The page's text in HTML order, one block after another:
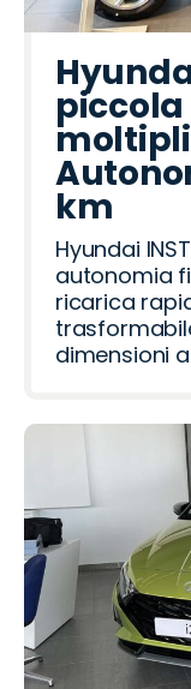
km
Hyundai
autonomia
ricarica
dimensioni